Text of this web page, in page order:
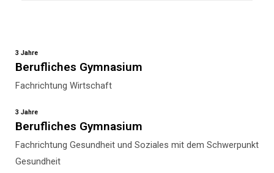
3 Jahre
Berufliches Gymnasium
Fachrichtung Wirtschaft
3 Jahre
Berufliches Gymnasium
Fachrichtung Gesundheit und Soziales mit dem Schwerpunkt
Gesundheit